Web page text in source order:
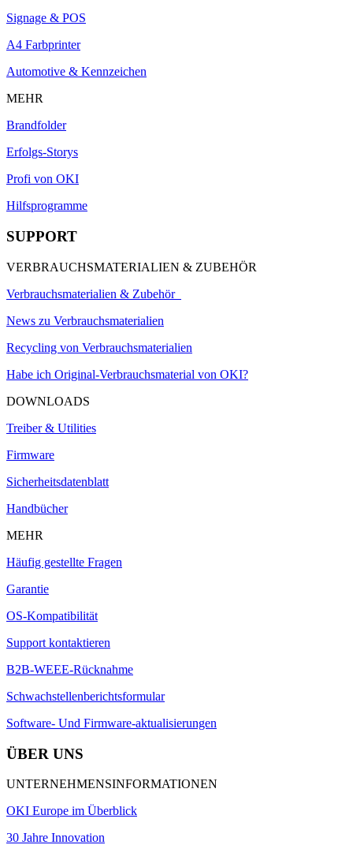
Signage & POS
A4 Farbprinter
Automotive & Kennzeichen
MEHR
Brandfolder
Erfolgs-Storys
Profi von OKI
Hilfsprogramme
SUPPORT
VERBRAUCHSMATERIALIEN & ZUBEHÖR
Verbrauchsmaterialien & Zubehör
News zu Verbrauchsmaterialien
Recycling von Verbrauchsmaterialien
Habe ich Original-Verbrauchsmaterial von OKI?
DOWNLOADS
Treiber & Utilities
Firmware
Sicherheitsdatenblatt
Handbücher
MEHR
Häufig gestellte Fragen
Garantie
OS-Kompatibilität
Support kontaktieren
B2B-WEEE-Rücknahme
Schwachstellenberichtsformular
Software- Und Firmware-aktualisierungen
ÜBER UNS
UNTERNEHMENSINFORMATIONEN
OKI Europe im Überblick
30 Jahre Innovation